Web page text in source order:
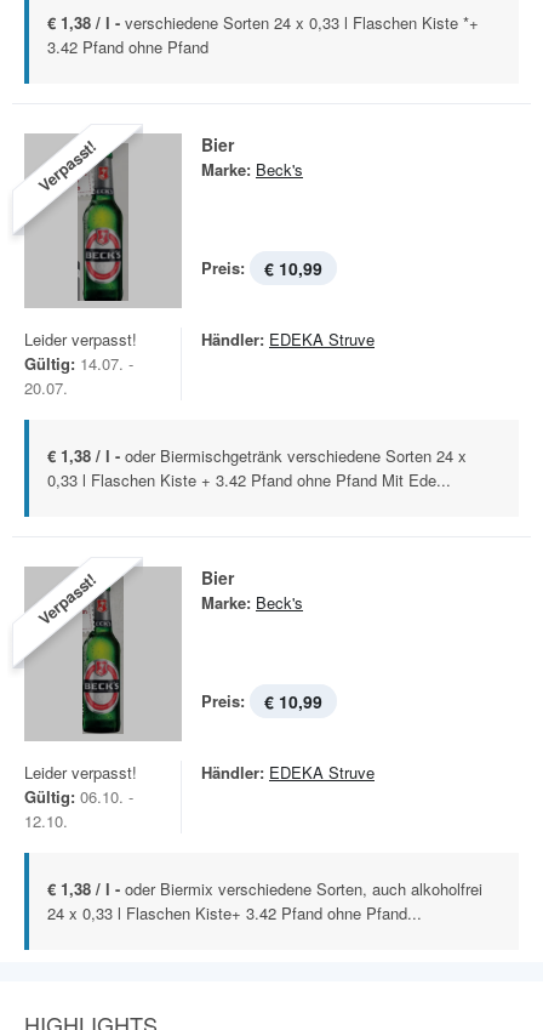
€ 1,38 / l - verschiedene Sorten 24 x 0,33 l Flaschen Kiste *+
3.42 Pfand ohne Pfand
Verpasst! Bier
Marke: Beck's
Preis: € 10,99
Leider verpasst!
Gültig: 14.07. -
20.07.
Händler: EDEKA Struve
€ 1,38 / l - oder Biermischgetränk verschiedene Sorten 24 x
0,33 l Flaschen Kiste + 3.42 Pfand ohne Pfand Mit Ede...
Verpasst! Bier
Marke: Beck's
Preis: € 10,99
Leider verpasst!
Gültig: 06.10. -
12.10.
Händler: EDEKA Struve
€ 1,38 / l - oder Biermix verschiedene Sorten, auch alkoholfrei
24 x 0,33 l Flaschen Kiste+ 3.42 Pfand ohne Pfand...